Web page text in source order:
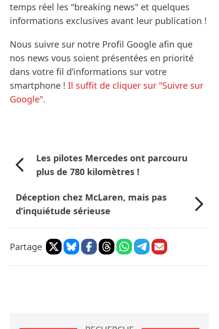
temps réel les "breaking news" et quelques
informations exclusives avant leur publication !
Nous suivre sur notre Profil Google afin que
nos news vous soient présentées en priorité
dans votre fil d’informations sur votre
smartphone ! Il suffit de cliquer sur "Suivre sur
Google".
Les pilotes Mercedes ont parcouru
plus de 780 kilomètres !
Déception chez McLaren, mais pas
d’inquiétude sérieuse
Partage